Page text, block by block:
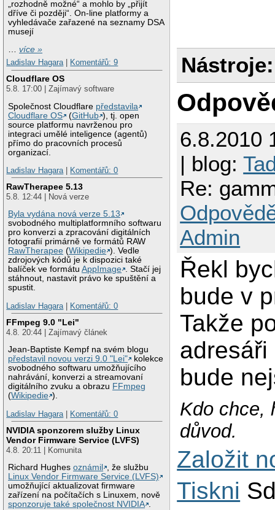
„rozhodně možné“ a mohlo by „přijít
dříve či později“. On-line platformy a
vyhledávače zařazené na seznamy DSA
musejí
…více »
Ladislav Hagara| Komentářů: 9
Cloudflare OS
5.8. 17:00 | Zajímavý software
Společnost Cloudflare představila
Cloudflare OS
(GitHub ), tj. open
source platformu navrženou pro
integraci umělé inteligence (agentů)
přímo do pracovních procesů
organizací.
Ladislav Hagara| Komentářů: 0
RawTherapee 5.13
5.8. 12:44 | Nová verze
Byla vydána nová verze 5.13
svobodného multiplatformního softwaru
pro konverzi a zpracování digitálních
fotografií primárně ve formátů RAW
RawTherapee (Wikipedie ). Vedle
zdrojových kódů je k dispozici také
balíček ve formátuAppImage . Stačí jej
stáhnout, nastavit právo ke spuštění a
spustit.
Ladislav Hagara| Komentářů: 0
FFmpeg 9.0 "Lei"
4.8. 20:44 | Zajímavý článek
Jean-Baptiste Kempf na svém blogu
představil novou verzi 9.0 "Lei"
kolekce
svobodného softwaru umožňujícího
nahrávání, konverzi a streamovaní
digitálního zvuku a obrazu FFmpeg
(Wikipedie ).
Ladislav Hagara| Komentářů: 0
NVIDIA sponzorem služby Linux
Vendor Firmware Service (LVFS)
4.8. 20:11 | Komunita
Richard Hughesoznámil
, že službu
Linux Vendor Firmware Service (LVFS)
umožňující aktualizovat firmware
zařízení na počítačích s Linuxem, nově
sponzoruje také společnost NVIDIA .
Nástroje:
6.8.2010
| blog:
Re:
Admin
Řekl
bude v
Takže
bude
Kdo chce,
důvod.
Založit
Tiskni